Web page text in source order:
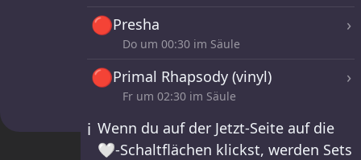
🔴Presha ›
Do um 00:30 im Säule
🔴Primal Rhapsody (vinyl) ›
Fr um 02:30 im Säule
ℹ️ Wenn du auf der Jetzt-Seite auf die
🤍-Schaltflächen klickst, werden Sets